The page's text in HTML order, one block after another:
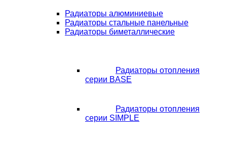
Радиаторы алюминиевые
Радиаторы стальные панельные
Радиаторы биметаллические
Радиаторы отопления
серии BASE
Радиаторы отопления
серии SIMPLE